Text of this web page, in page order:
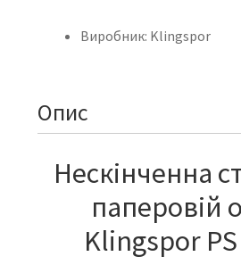
Виробник: Klingspor
Опис
Нескінченна
паперовій
Klingspor PS